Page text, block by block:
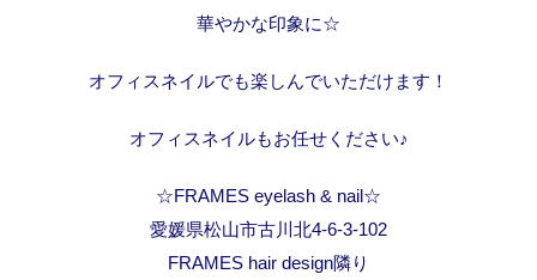
華やかな印象に☆
オフィスネイルでも楽しんでいただけます！
オフィスネイルもお任せください♪
☆FRAMES eyelash & nail☆
愛媛県松山市古川北4-6-3-102
FRAMES hair design隣り